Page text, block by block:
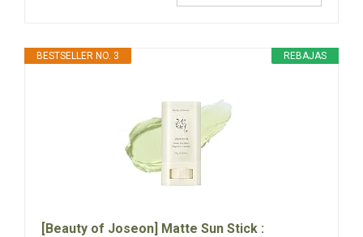
REBAJAS
BESTSELLER NO. 3
[Beauty of Joseon] Matte Sun Stick :